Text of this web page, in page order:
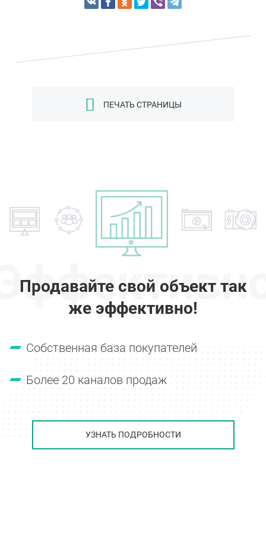
ПЕЧАТЬ СТРАНИЦЫ
Продавайте свой объект так
же эффективно!
Собственная база покупателей
Более 20 каналов продаж
УЗНАТЬ ПОДРОБНОСТИ